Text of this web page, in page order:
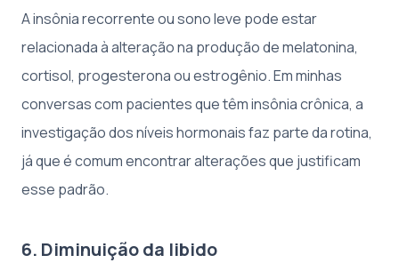
A insônia recorrente ou sono leve pode estar
relacionada à alteração na produção de melatonina,
cortisol, progesterona ou estrogênio. Em minhas
conversas com pacientes que têm insônia crônica, a
investigação dos níveis hormonais faz parte da rotina,
já que é comum encontrar alterações que justificam
esse padrão.
6. Diminuição da libido